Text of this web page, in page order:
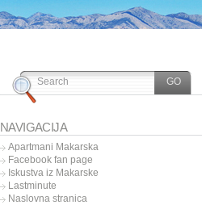
NAVIGACIJA
Apartmani Makarska
Facebook fan page
Iskustva iz Makarske
Lastminute
Naslovna stranica